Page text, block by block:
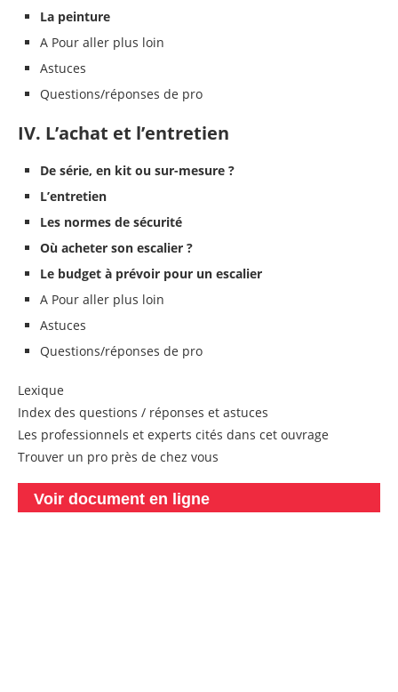
La peinture
A Pour aller plus loin
Astuces
Questions/réponses de pro
IV. L’achat et l’entretien
De série, en kit ou sur-mesure ?
L’entretien
Les normes de sécurité
Où acheter son escalier ?
Le budget à prévoir pour un escalier
A Pour aller plus loin
Astuces
Questions/réponses de pro
Lexique
Index des questions / réponses et astuces
Les professionnels et experts cités dans cet ouvrage
Trouver un pro près de chez vous
Voir document en ligne